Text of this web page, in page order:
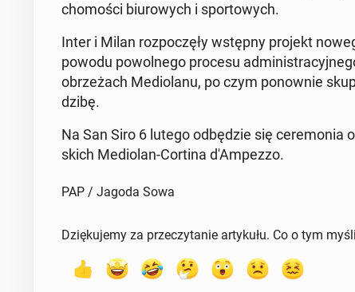
cho­mo­ści biu­ro­wych i spor­to­wych.
Inter i Milan roz­po­czę­ły wstępny projekt
powodu po­wol­ne­go procesu
obrze­żach Me­dio­la­nu, po czym po­now­nie
dzi­bę.
Na San Siro 6 lutego od­bę­dzie się
skich Me­dio­lan-Cortina d'Am­pez­zo.
PAP / Jagoda Sowa
Dziękujemy za przeczytanie artykułu. Co o tym